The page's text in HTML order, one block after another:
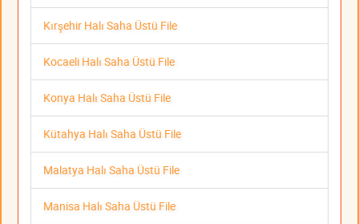
Kırşehir Halı Saha Üstü File
Kocaeli Halı Saha Üstü File
Konya Halı Saha Üstü File
Kütahya Halı Saha Üstü File
Malatya Halı Saha Üstü File
Manisa Halı Saha Üstü File